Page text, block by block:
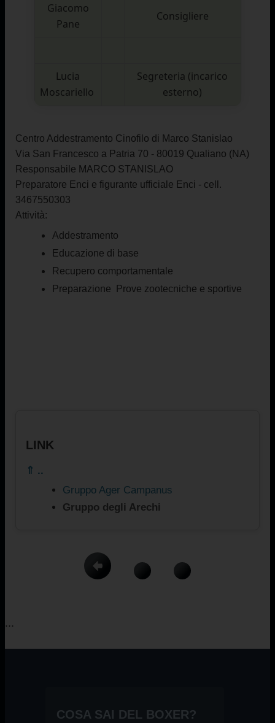
Giacomo
Pane
Consigliere
Lucia
Moscariello
Segreteria (incarico
esterno)
Centro Addestramento Cinofilo di Marco Stanislao
Via San Francesco a Patria 70 - 80019 Qualiano (NA)
Responsabile MARCO STANISLAO
Preparatore Enci e figurante ufficiale Enci - cell.
3467550303
Attività:
Addestramento
Educazione di base
Recupero comportamentale
Preparazione Prove zootecniche e sportive
LINK
⇑ ..
Gruppo Ager Campanus
Gruppo degli Arechi
...
COSA SAI DEL BOXER?